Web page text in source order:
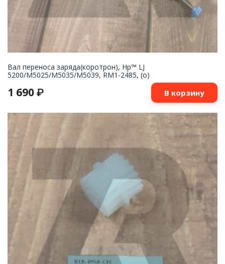
Вал переноса заряда(коротрон), Hp™ LJ
5200/M5025/M5035/M5039, RM1-2485, (о)
1 690 ₽ В корзину